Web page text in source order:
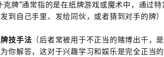
牌”通常指的是在纸牌游戏或魔术中，通过
到自己手里、发给同伙，或者猜到对手的牌）
牌技手法 （后者常被用于不正当的赌博出千，
你解答，这对于兴趣学习和娱乐是完全正当的